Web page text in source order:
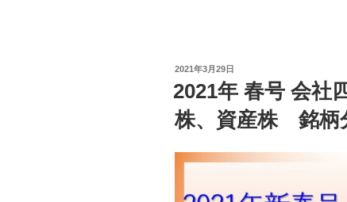
投
日:
2021年3月29日
2021年 春号 会社
株、資産株 銘柄